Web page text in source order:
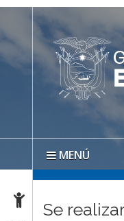
MENÚ
Se